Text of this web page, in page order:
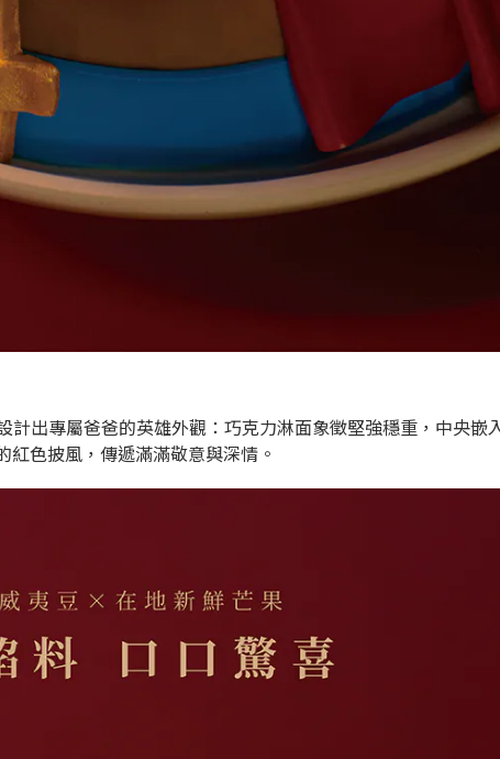
出專屬爸爸的英雄外觀：巧克力淋面象徵堅強穩重，中央嵌
色披風，傳遞滿滿敬意與深情。